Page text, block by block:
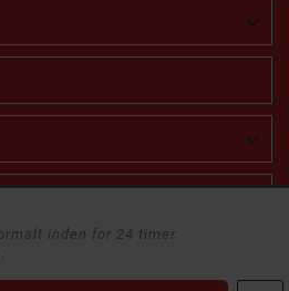
inden for 24 timer

